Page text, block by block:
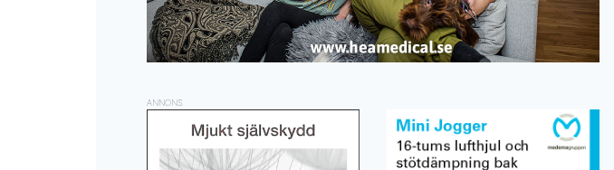
ANNONS